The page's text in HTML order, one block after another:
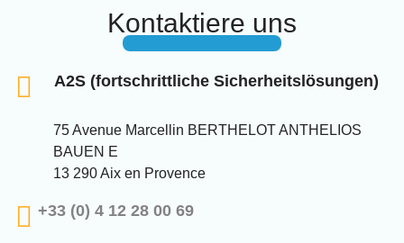
Kontaktiere uns
A2S (fortschrittliche Sicherheitslösungen)
75 Avenue Marcellin BERTHELOT ANTHELIOS
BAUEN E
13 290 Aix en Provence
+33 (0) 4 12 28 00 69